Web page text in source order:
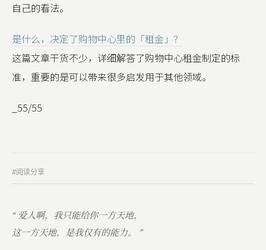
自己的看法。
是什么，决定了购物中心里的「租金」？
这篇文章干货不少，详细解答了购物中心租金制定的标
准，重要的是可以带来很多启发用于其他领域。
_55/55
#阅读分享
“ 爱人啊，我只能给你一方天地，
这一方天地，是我仅有的能力。 ”